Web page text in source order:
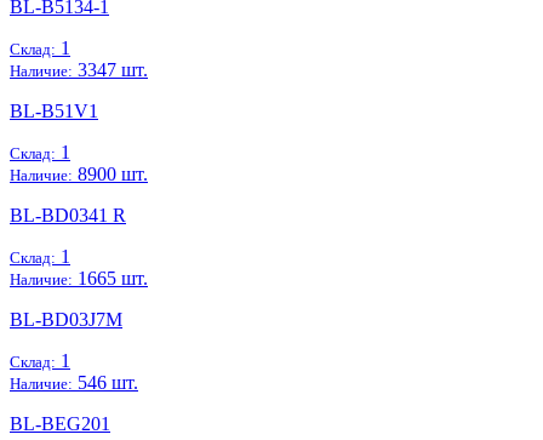
BL-B5134-1
Склад: 1
Наличие: 3347 шт.
BL-B51V1
Склад: 1
Наличие: 8900 шт.
BL-BD0341 R
Склад: 1
Наличие: 1665 шт.
BL-BD03J7M
Склад: 1
Наличие: 546 шт.
BL-BEG201